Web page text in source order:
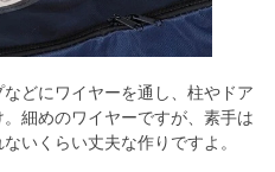
どにワイヤーを通し、柱やドア
細めのワイヤーですが、素手は
いくらい丈夫な作りですよ。